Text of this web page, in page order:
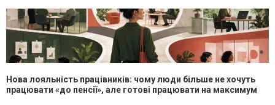
Нова лояльність працівників: чому люди більше не хочуть
працювати «до пенсії», але готові працювати на максимум